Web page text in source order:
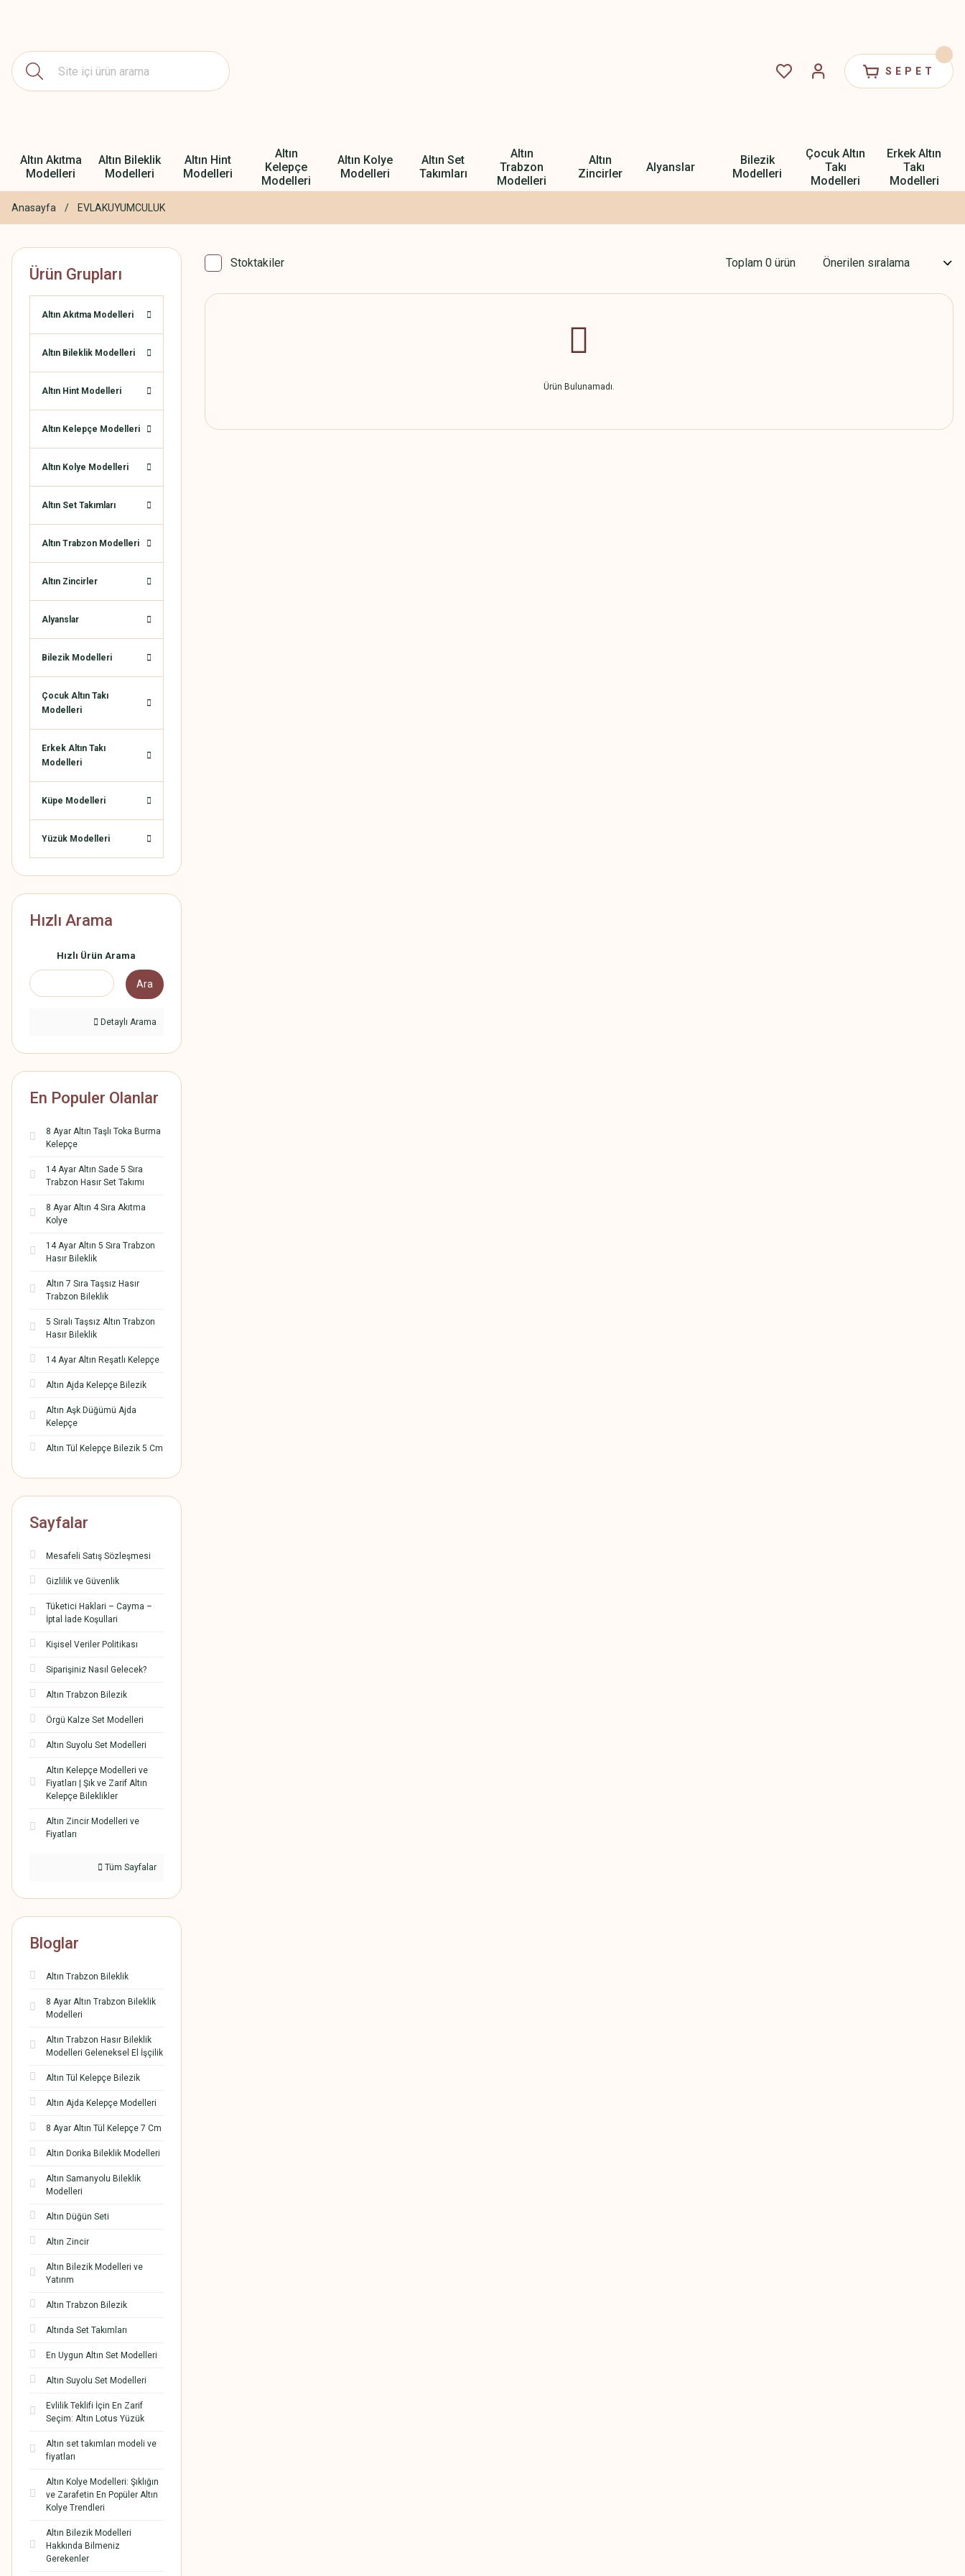
SEPET
Altın Akıtma
Modelleri
Altın Bileklik
Modelleri
Altın Hint
Modelleri
Altın
Kelepçe
Modelleri
Altın Kolye
Modelleri
Altın Set
Takımları
Altın
Trabzon
Modelleri
Altın
Zincirler
Alyanslar
Bilezik
Modelleri
Çocuk Altın
Takı
Modelleri
Erkek Altın
Takı
Modelleri
Anasayfa EVLAKUYUMCULUK
Ürün Grupları
Altın Akıtma Modelleri
Altın Bileklik Modelleri
Altın Hint Modelleri
Altın Kelepçe Modelleri
Altın Kolye Modelleri
Altın Set Takımları
Altın Trabzon Modelleri
Altın Zincirler
Alyanslar
Bilezik Modelleri
Çocuk Altın Takı
Modelleri
Erkek Altın Takı
Modelleri
Küpe Modelleri
Yüzük Modelleri
Hızlı Arama
Hızlı Ürün Arama
Ara
Detaylı Arama
En Populer Olanlar
8 Ayar Altın Taşlı Toka Burma
Kelepçe
14 Ayar Altın Sade 5 Sıra
Trabzon Hasır Set Takımı
8 Ayar Altın 4 Sıra Akıtma
Kolye
14 Ayar Altın 5 Sıra Trabzon
Hasır Bileklik
Altın 7 Sıra Taşsız Hasır
Trabzon Bileklik
5 Sıralı Taşsız Altın Trabzon
Hasır Bileklik
14 Ayar Altın Reşatlı Kelepçe
Altın Ajda Kelepçe Bilezik
Altın Aşk Düğümü Ajda
Kelepçe
Altın Tül Kelepçe Bilezik 5 Cm
Sayfalar
Mesafeli Satış Sözleşmesi
Gizlilik ve Güvenlik
Tüketici Haklari – Cayma –
İptal İade Koşullari
Kişisel Veriler Politikası
Siparişiniz Nasıl Gelecek?
Altın Trabzon Bilezik
Örgü Kalze Set Modelleri
Altın Suyolu Set Modelleri
Altın Kelepçe Modelleri ve
Fiyatları | Şık ve Zarif Altın
Kelepçe Bileklikler
Altın Zincir Modelleri ve
Fiyatları
Tüm Sayfalar
Bloglar
Altın Trabzon Bileklik
8 Ayar Altın Trabzon Bileklik
Modelleri
Altın Trabzon Hasır Bileklik
Modelleri Geleneksel El İşçilik
Altın Tül Kelepçe Bilezik
Altın Ajda Kelepçe Modelleri
8 Ayar Altın Tül Kelepçe 7 Cm
Altın Dorika Bileklik Modelleri
Altın Samanyolu Bileklik
Modelleri
Altın Düğün Seti
Altın Zincir
Altın Bilezik Modelleri ve
Yatırım
Altın Trabzon Bilezik
Altında Set Takımları
En Uygun Altın Set Modelleri
Altın Suyolu Set Modelleri
Evlilik Teklifi İçin En Zarif
Seçim: Altın Lotus Yüzük
Altın set takımları modeli ve
fiyatları
Altın Kolye Modelleri: Şıklığın
ve Zarafetin En Popüler Altın
Kolye Trendleri
Altın Bilezik Modelleri
Hakkında Bilmeniz
Gerekenler
Stoktakiler Toplam 0 ürün
Ürün Bulunamadı.